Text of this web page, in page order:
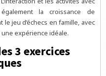
la croissance de
jeu d’échecs en famille, avec
expérience idéale.
3 exercices